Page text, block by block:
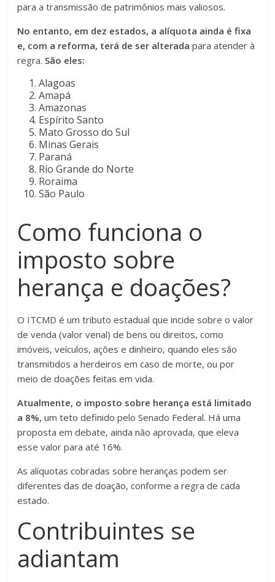
para a transmissão de patrimônios mais valiosos.
No entanto, em dez estados, a alíquota ainda é fixa
e, com a reforma, terá de ser alterada para atender à
regra. São eles:
Alagoas
Amapá
Amazonas
Espírito Santo
Mato Grosso do Sul
Minas Gerais
Paraná
Rio Grande do Norte
Roraima
São Paulo
Como funciona o
imposto sobre
herança e doações?
O ITCMD é um tributo estadual que incide sobre o valor
de venda (valor venal) de bens ou direitos, como
imóveis, veículos, ações e dinheiro, quando eles são
transmitidos a herdeiros em caso de morte, ou por
meio de doações feitas em vida.
Atualmente, o imposto sobre herança está limitado
a 8%, um teto definido pelo Senado Federal. Há uma
proposta em debate, ainda não aprovada, que eleva
esse valor para até 16%.
As alíquotas cobradas sobre heranças podem ser
diferentes das de doação, conforme a regra de cada
estado.
Contribuintes se
adiantam